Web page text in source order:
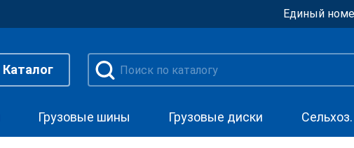
Единый
Каталог
Грузовые шины Грузовые диски